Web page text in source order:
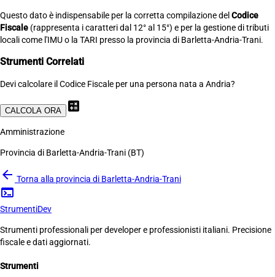
Questo dato è indispensabile per la corretta compilazione del Codice
Fiscale (rappresenta i caratteri dal 12° al 15°) e per la gestione di tributi
locali come l'IMU o la TARI presso la provincia di Barletta-Andria-Trani.
Strumenti Correlati
Devi calcolare il Codice Fiscale per una persona nata a Andria?
CALCOLA ORA calculate
Amministrazione
Provincia di Barletta-Andria-Trani (BT)
arrow_back Torna alla provincia di Barletta-Andria-Trani
terminal
StrumentiDev
Strumenti professionali per developer e professionisti italiani. Precisione
fiscale e dati aggiornati.
Strumenti